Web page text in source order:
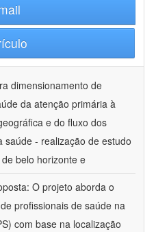
dimensionamento de
da atenção primária à
e do fluxo dos
saúde - realização de estudo
belo horizonte e
O projeto aborda o
profissionais de saúde na
com base na localização